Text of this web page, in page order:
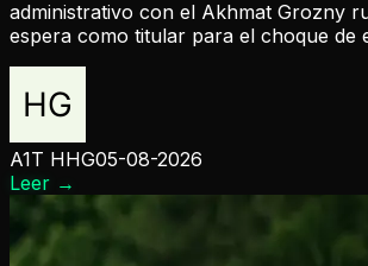
administrativo con el Akhmat Grozny
espera como titular para el choque de
A1T HHG05-08-2026
Leer →